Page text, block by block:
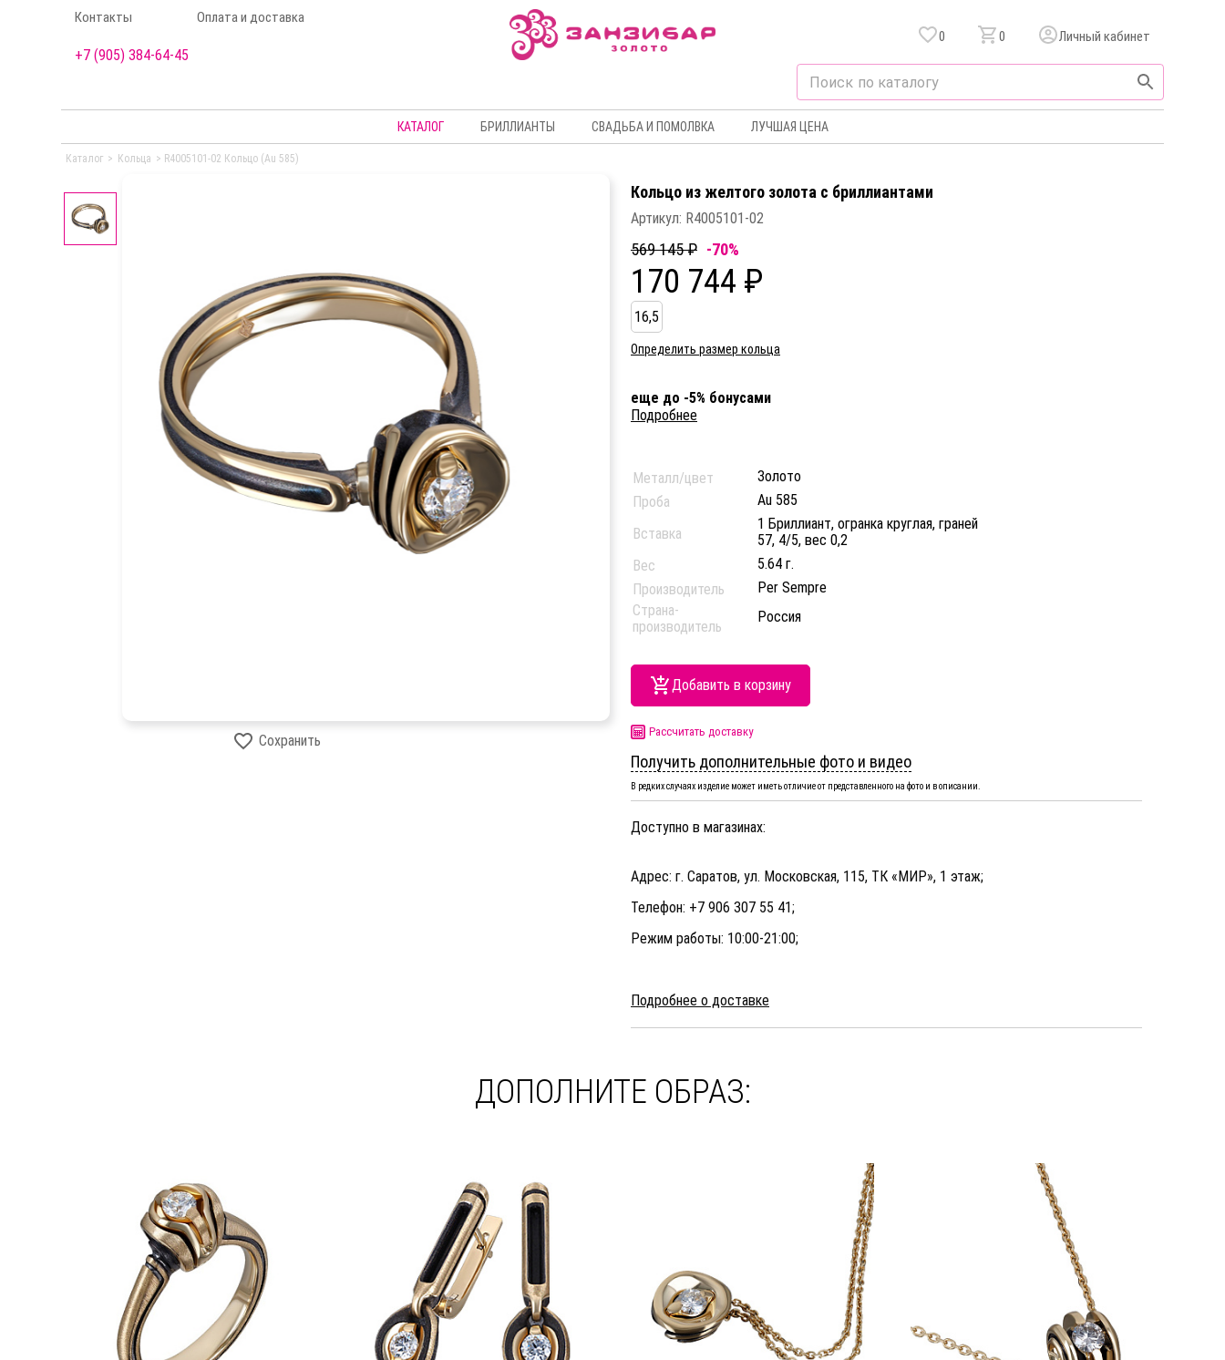
Контакты Оплата и доставка
+7 (905) 384-64-45
0 0 Личный кабинет
КАТАЛОГ БРИЛЛИАНТЫ СВАДЬБА И ПОМОЛВКА ЛУЧШАЯ ЦЕНА
Каталог > Кольца > R4005101-02 Кольцо (Au 585)
Сохранить
Кольцо из желтого золота c бриллиантами
Артикул: R4005101-02
569 145 ₽ -70%
170 744 ₽
16,5
Определить размер кольца
еще до -5% бонусами
Подробнее
Металл/цвет
Золото
Проба
Au 585
Вставка
1 Бриллиант, огранка круглая, граней
57, 4/5, вес 0,2
Вес
5.64 г.
Производитель
Per Sempre
Страна-
производитель
Россия
Добавить в корзину
Рассчитать доставку
Получить дополнительные фото и видео
В редких случаях изделие может иметь отличие от представленного на фото и в описании.
Доступно в магазинах:
Адрес: г. Саратов, ул. Московская, 115, ТК «МИР», 1 этаж;
Телефон: +7 906 307 55 41;
Режим работы: 10:00-21:00;
Подробнее о доставке
ДОПОЛНИТЕ ОБРАЗ: